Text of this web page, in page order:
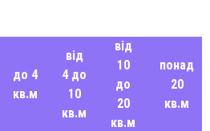
до 4
кв.м
від
4 до
10
кв.м
від
10
до
20
кв.м
понад
20
кв.м